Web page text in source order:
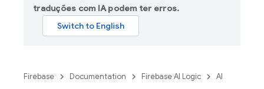
traduções com IA podem ter erros.
Firebase Documentation Firebase AI Logic AI